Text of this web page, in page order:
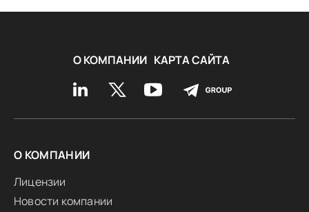
О КОМПАНИИ КАРТА САЙТА
О КОМПАНИИ
Лицензии
Новости компании